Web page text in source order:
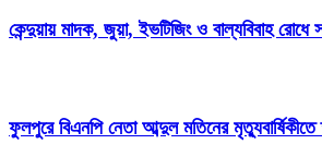
কেন্দুয়ায় মাদক, জুয়া, ইভটিজিং ও বাল্যবিবাহ
ফুলপুরে বিএনপি নেতা আব্দুল মতিনের মৃত্যুবার্ষিকীতে